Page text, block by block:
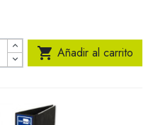
 Añadir al carrito